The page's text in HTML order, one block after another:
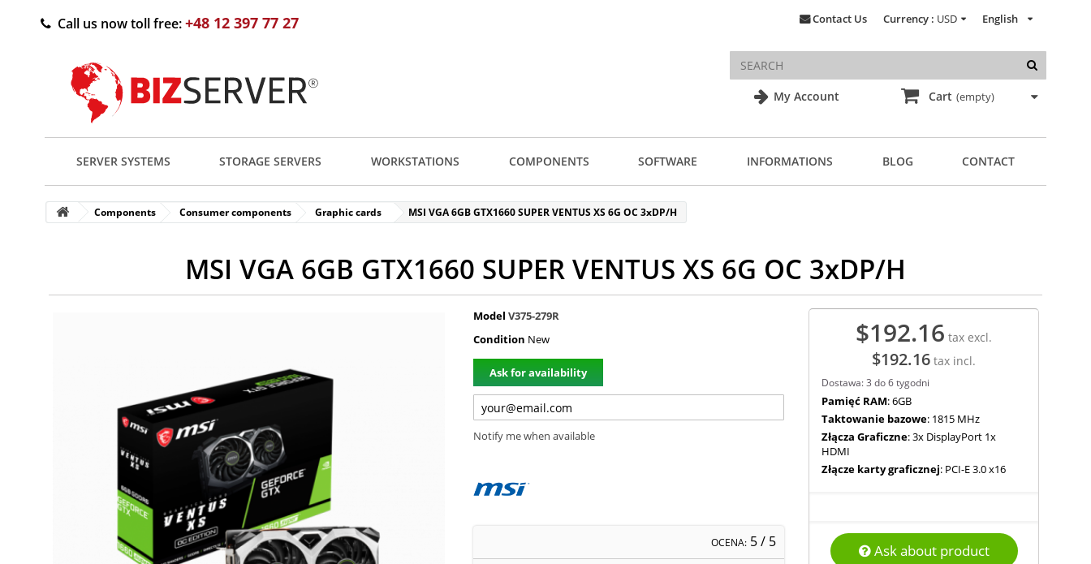
My Account
English
Currency : USD
Contact Us
Call us now toll free:+48 12 397 77 27
Cart (empty)
SERVER SYSTEMS STORAGE SERVERS WORKSTATIONS COMPONENTS SOFTWARE INFORMATIONS BLOG CONTACT
Components Consumer components Graphic cards MSI VGA 6GB GTX1660 SUPER VENTUS XS 6G OC 3xDP/H
MSI VGA 6GB GTX1660 SUPER VENTUS XS 6G OC 3xDP/H
Model V375-279R
Condition New
Ask for availability
Notify me when available
OCENA: 5/ 5
$192.16 tax excl.
$192.16 tax incl.
Dostawa: 3 do 6 tygodni
Pamięć RAM: 6GB
Taktowanie bazowe: 1815 MHz
Złącza Graficzne: 3x DisplayPort 1x
HDMI
Złącze karty graficznej: PCI-E 3.0 x16
Ask about product